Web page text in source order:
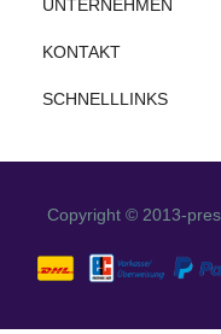
UNTERNEHMEN
KONTAKT
SCHNELLLINKS
Copyright © 2013-